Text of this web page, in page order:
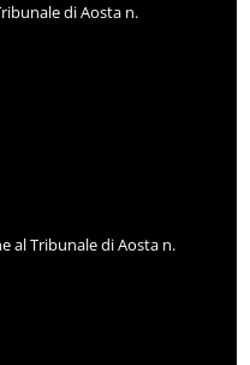
di Aosta n.
al Tribunale di Aosta n.